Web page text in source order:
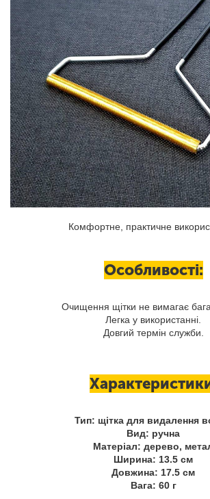
Комфортне, практичне
Особливості:
Очищення щітки не вимагає
Легка у використанні.
Довгий термін служби.
Тип: щітка для видалення
Вид: ручна
Матеріал: дерево,
Ширина: 13.5 см
Довжина: 17.5 см
Вага: 60 ​​г